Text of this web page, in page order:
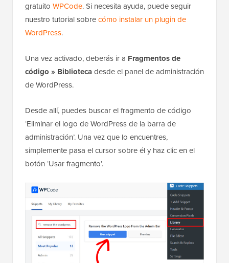
gratuito WPCode. Si necesita ayuda, puede seguir
nuestro tutorial sobrecómo instalar un plugin de
WordPress.
Una vez activado, deberás ir a Fragmentos de
código » Bibliotecadesde el panel de administración
de WordPress.
Desde allí, puedes buscar el fragmento de código
‘Eliminar el logo de WordPress de la barra de
administración’. Una vez que lo encuentres,
simplemente pasa el cursor sobre él y haz clic en el
botón ‘Usar fragmento’.